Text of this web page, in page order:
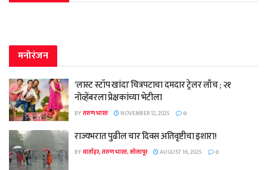
मनोरंजन
‘लास्ट स्टॉप खांदा’ चित्रपटाचा दमदार ट्रेलर लाँच ; २१
नोव्हेंबरला प्रेक्षकांच्या भेटीला
BYतरुण भारत NOVEMBER 12, 2025 0
राज्यभरात पुढील चार दिवस अतिवृष्टीचा इशारा!
BYवार्ताहर, तरुण भारत, सोलापूर AUGUST 16, 2025 0